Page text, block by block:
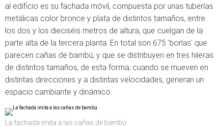
al edificio es su fachada móvil, compuesta por unas tuberías
metálicas color bronce y plata de distintos tamaños, entre
los dos y los dieciséis metros de altura, que cuelgan de la
parte alta de la tercera planta. En total son 675 'borlas' que
parecen cañas de bambú, y que se distribuyen en tres hileras
de distintos tamaños, de esta forma, cuando se mueven en
distintas direcciones y a distintas velocidades, generan un
espacio cambiante y dinámico.
La fachada imita a las cañas de bambú